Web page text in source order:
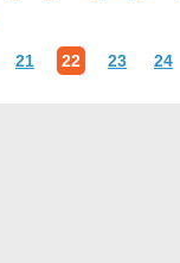
21 22 23 24